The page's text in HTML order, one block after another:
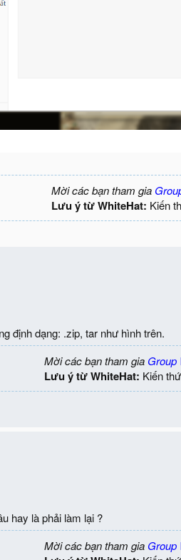
Mời các bạn tham gia
Lưu ý từ WhiteHat: Kiến
định dạng: .zip, tar như hình trên.
Mời các bạn tham gia Group
Lưu ý từ WhiteHat: Kiến
hay là phải làm lại ?
Mời các bạn tham gia Group